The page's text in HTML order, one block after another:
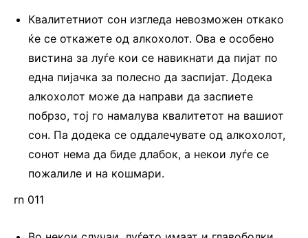
Квалитетниот сон изгледа невозможен откако
ќе се откажете од алкохолот. Ова е особено
вистина за луѓе кои се навикнати да пијат по
една пијачка за полесно да заспијат. Додека
алкохолот може да направи да заспиете
побрзо, тој го намалува квалитетот на вашиот
сон. Па додека се оддалечувате од алкохолот,
сонот нема да биде длабок, а некои луѓе се
пожалиле и на кошмари.
rn 011